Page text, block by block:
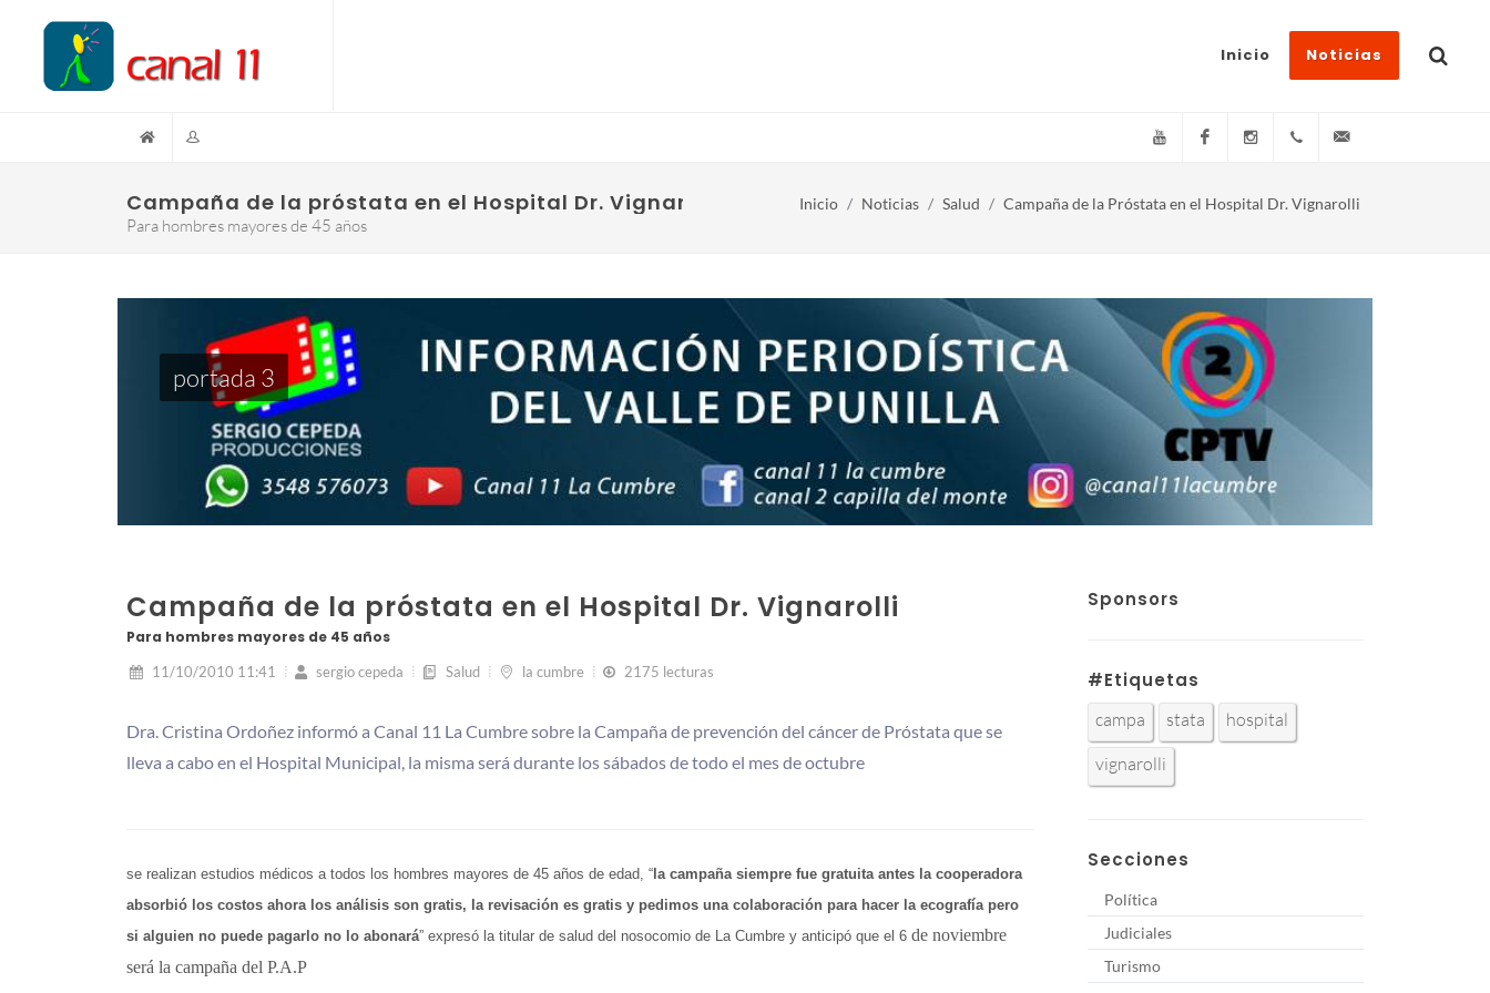
Inicio Noticias
YouTube FacebookInstagram(+54)(9)3548-576073
Campaña de la próstata en el Hospital Dr. Vignarolli
Para hombres mayores de 45 años
Inicio Noticias Salud Campaña de la Próstata en el Hospital Dr. Vignarolli
portada 3
Campaña de la próstata en el Hospital Dr. Vignarolli
Para hombres mayores de 45 años
11/10/2010 11:41 sergio cepeda Salud la cumbre 2175 lecturas
Dra. Cristina Ordoñez informó a Canal 11 La Cumbre sobre la Campaña de prevención del cáncer de Próstata que se
lleva a cabo en el Hospital Municipal, la misma será durante los sábados de todo el mes de octubre
se realizan estudios médicos a todos los hombres mayores de 45 años de edad, “ la campaña siempre fue gratuita antes la cooperadora
absorbió los costos ahora los análisis son gratis, la revisación es gratis y pedimos una colaboración para hacer la ecografía pero
si alguien no puede pagarlo no lo abonará” expresó la titular de salud del nosocomio de La Cumbre y anticipó que el 6 de noviembre
será la campaña del P.A.P
Sponsors
#Etiquetas
campa stata
hospital
vignarolli
Secciones
Política
Judiciales
Turismo